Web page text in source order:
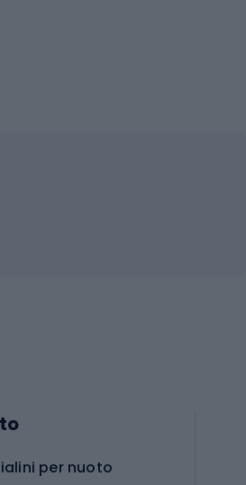
per nuoto